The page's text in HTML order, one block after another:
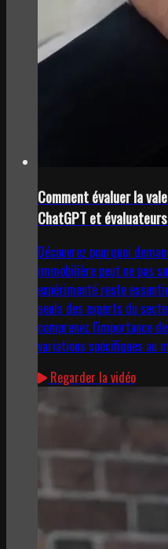
Comment évaluer la
ChatGPT et
Découvrez pourquoi
immobilière peut ne pas
expérimenté reste
seuls des experts du
comprenez l'importance
variations spécifiques au
Regarder la vidéo